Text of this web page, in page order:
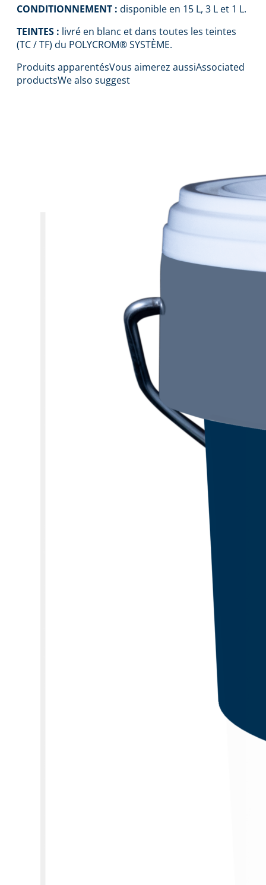
CONDITIONNEMENT : disponible en 15 L, 3 L et 1 L.
TEINTES : livré en blanc et dans toutes les teintes
(TC / TF) du POLYCROM® SYSTÈME.
Produits apparentésVous aimerez aussiAssociated
productsWe also suggest